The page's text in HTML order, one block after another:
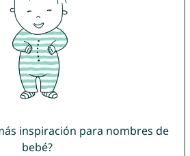
inspiración para nombres de
bebé?